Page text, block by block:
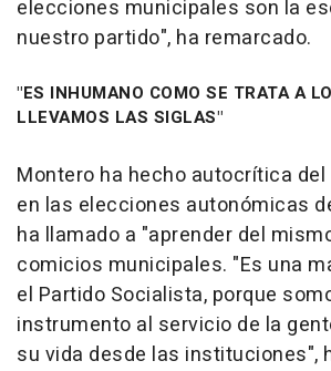
elecciones municipales son la
nuestro partido", ha remarcado.
"ES INHUMANO COMO SE TRATA A
LLEVAMOS LAS SIGLAS"
Montero ha hecho autocrítica
en las elecciones autonómicas
ha llamado a "aprender del
comicios municipales. "Es una
el Partido Socialista, porque
instrumento al servicio de la
su vida desde las instituciones",